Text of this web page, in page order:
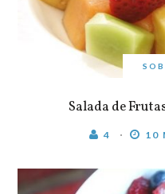
Salada de
4 10